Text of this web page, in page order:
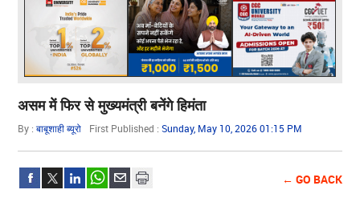
असम में फिर से मुख्यमंत्री बनेंगे हिमंता
By :बाबूशाही ब्यूरो First Published :Sunday, May 10, 2026 01:15 PM
← GO BACK